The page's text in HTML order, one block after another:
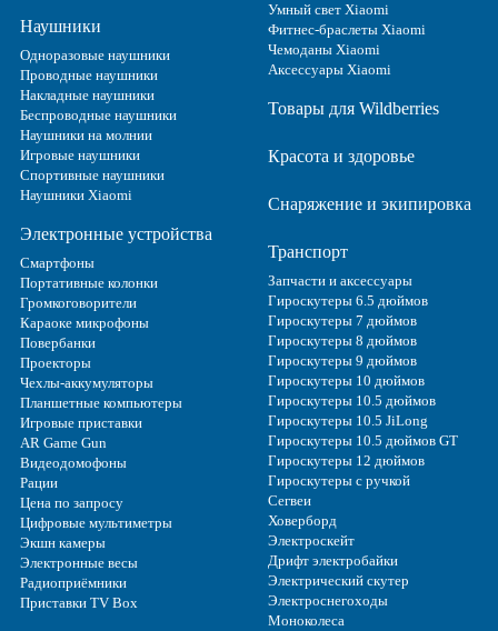
Наушники
Одноразовые наушники
Проводные наушники
Накладные наушники
Беспроводные наушники
Наушники на молнии
Игровые наушники
Спортивные наушники
Наушники Xiaomi
Электронные устройства
Смартфоны
Портативные колонки
Громкоговорители
Караоке микрофоны
Повербанки
Проекторы
Чехлы-аккумуляторы
Планшетные компьютеры
Игровые приставки
AR Game Gun
Видеодомофоны
Рации
Цена по запросу
Цифровые мультиметры
Экшн камеры
Электронные весы
Радиоприёмники
Приставки TV Box
Умный свет Xiaomi
Фитнес-браслеты Xiaomi
Чемоданы Xiaomi
Аксессуары Xiaomi
Товары для Wildberries
Красота и здоровье
Снаряжение и экипировка
Транспорт
Запчасти и аксессуары
Гироскутеры 6.5 дюймов
Гироскутеры 7 дюймов
Гироскутеры 8 дюймов
Гироскутеры 9 дюймов
Гироскутеры 10 дюймов
Гироскутеры 10.5 дюймов
Гироскутеры 10.5 JiLong
Гироскутеры 10.5 дюймов GT
Гироскутеры 12 дюймов
Гироскутеры с ручкой
Сегвеи
Ховерборд
Электроскейт
Дрифт электробайки
Электрический скутер
Электроснегоходы
Моноколеса